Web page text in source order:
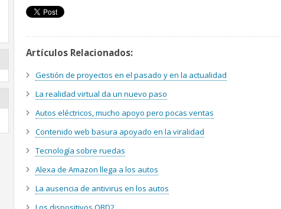
Artículos Relacionados:
Gestión de proyectos en el pasado y en la actualidad
La realidad virtual da un nuevo paso
Autos eléctricos, mucho apoyo pero pocas ventas
Contenido web basura apoyado en la viralidad
Tecnología sobre ruedas
Alexa de Amazon llega a los autos
La ausencia de antivirus en los autos